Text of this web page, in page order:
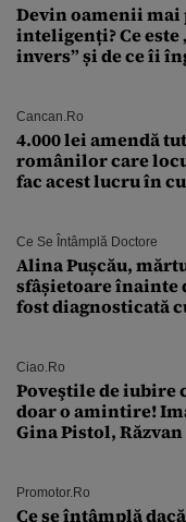
Devin oamenii
inteligenți? Ce
invers” și de ce îi
Cancan.ro
4.000 lei amendă
românilor care
fac acest lucru în
Ce Se Întâmplă Doctore
Alina Pușcău,
sfâșietoare înainte
fost diagnosticată
îmi salvez viața”
Ciao.ro
Poveştile de iubire
doar o amintire!
Gina Pistol,
Promotor.ro
Ce se întâmplă